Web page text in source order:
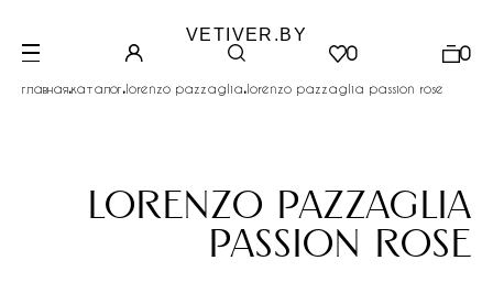
VETIVER.BY
0 0
главная.каталог.lorenzo pazzaglia.lorenzo pazzaglia passion rose
lorenzo pazzaglia
passion rose